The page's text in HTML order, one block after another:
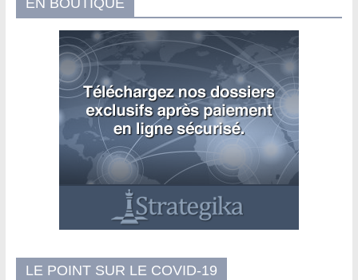
EN BOUTIQUE
LE POINT SUR LE COVID-19